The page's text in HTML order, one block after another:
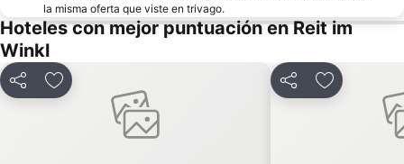
la misma oferta que viste en trivago.
Hoteles con mejor puntuación en Reit im
Winkl
CompartirAgregar a favoritos CompartirAgregar a